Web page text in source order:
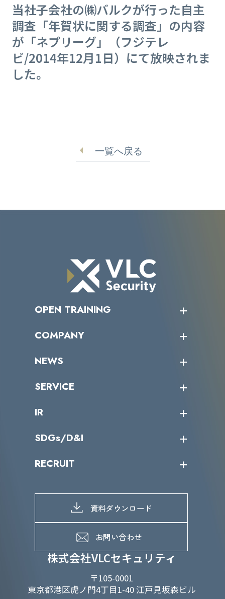
当社子会社の㈱バルクが行った自主
調査「年賀状に関する調査」の内容
が「ネプリーグ」（フジテレ
ビ/2014年12月1日）にて放映されま
した。
一覧へ戻る
株式会社VLCセキュリティ
〒105-0001
東京都港区虎ノ門4丁目1-40 江戸見坂森ビル
OPEN TRAINING
受講者の声
COMPANY
トップメッセージ
ミッション／ビジョン
パートナー企業一覧
NEWS
サイバーニュース
SERVICE
カテゴリー別サービス一覧
IR
IRカレンダー
IRライブラリー
よくあるご質問
SDGs/D&I
当グループのマテリアリティ
SDGs推進体制
D&Iの取り組み
RECRUIT
募集職種一覧
メッセージ
メンバーインタビュー
資料ダウンロード
お問い合わせ